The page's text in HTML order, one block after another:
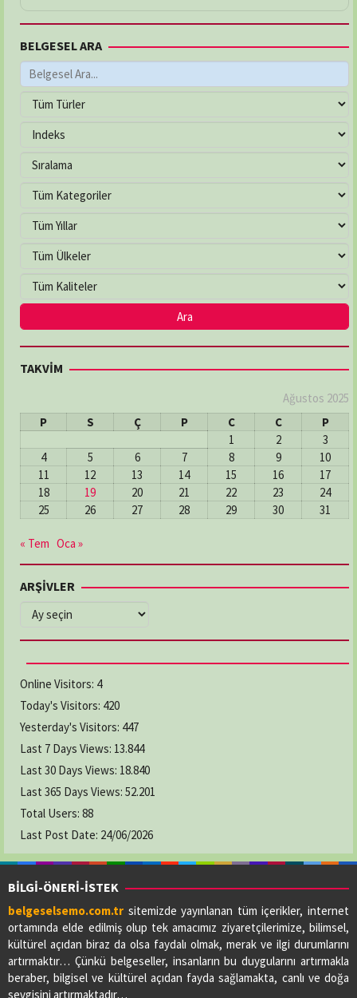
BELGESEL ARA
TAKVİM
Ağustos 2025
P
S Ç P C C
P
1
2
3
4
5 6 7 8 9
10
11
12 13 14 15 16
17
18
19 20 21 22 23
24
25
26 27 28 29 30 31
« Tem Oca »
ARŞİVLER
ARŞİVLER
Online Visitors: 4
Today's Visitors: 420
Yesterday's Visitors: 447
Last 7 Days Views: 13.844
Last 30 Days Views: 18.840
Last 365 Days Views: 52.201
Total Users: 88
Last Post Date: 24/06/2026
BİLGİ-ÖNERİ-İSTEK
belgeselsemo.com.tr sitemizde yayınlanan tüm içerikler, internet
ortamında elde edilmiş olup tek amacımız ziyaretçilerimize, bilimsel,
kültürel açıdan biraz da olsa faydalı olmak, merak ve ilgi durumlarını
artırmaktır… Çünkü belgeseller, insanların bu duygularını artırmakla
beraber, bilgisel ve kültürel açıdan fayda sağlamakta, canlı ve doğa
sevgisini artırmaktadır…